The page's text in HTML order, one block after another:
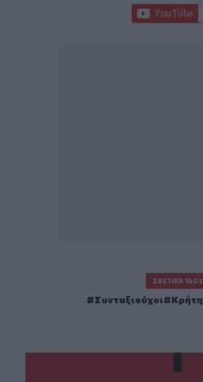
ΣΧΕΤΙΚΆ TAGS
Συνταξιούχοι Κρήτη